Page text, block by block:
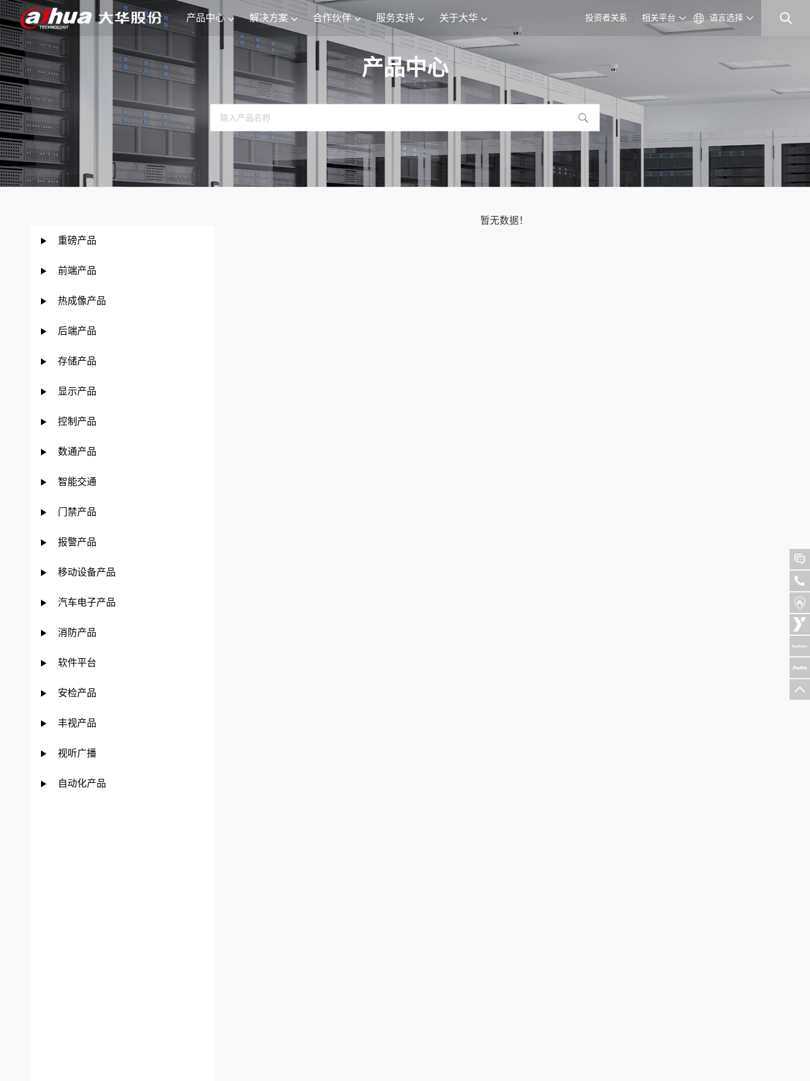
语言选择
相关平台
投资者关系
产品中心 解决方案 合作伙伴 服务支持 关于大华
产品中心
重磅产品
前端产品
热成像产品
后端产品
存储产品
显示产品
控制产品
数通产品
智能交通
门禁产品
报警产品
移动设备产品
汽车电子产品
消防产品
软件平台
安检产品
丰视产品
视听广播
自动化产品
暂无数据！